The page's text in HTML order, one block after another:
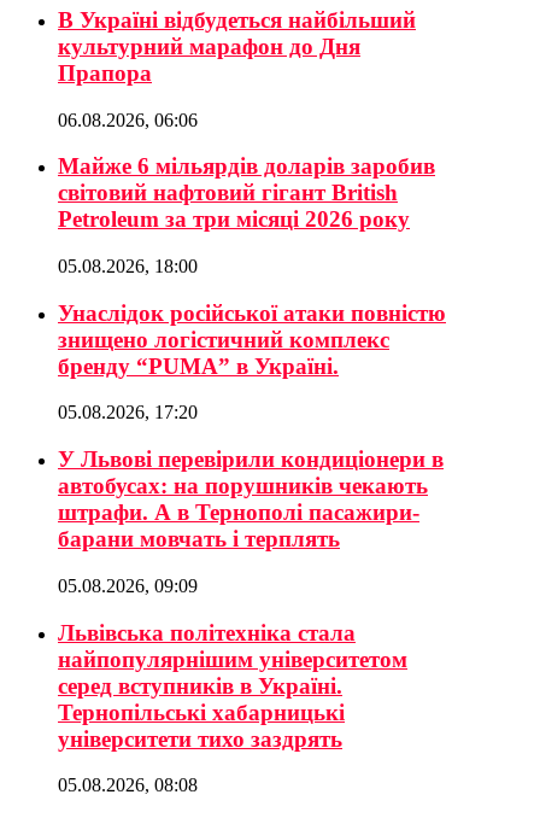
В Україні відбудеться найбільший
культурний марафон до Дня
Прапора
06.08.2026, 06:06
Майже 6 мільярдів доларів заробив
світовий нафтовий гігант British
Petroleum за три місяці 2026 року
05.08.2026, 18:00
Унаслідок російської атаки повністю
знищено логістичний комплекс
бренду “PUMA” в Україні.
05.08.2026, 17:20
У Львові перевірили кондиціонери в
автобусах: на порушників чекають
штрафи. А в Тернополі пасажири-
барани мовчать і терплять
05.08.2026, 09:09
Львівська політехніка стала
найпопулярнішим університетом
серед вступників в Україні.
Тернопільські хабарницькі
університети тихо заздрять
05.08.2026, 08:08